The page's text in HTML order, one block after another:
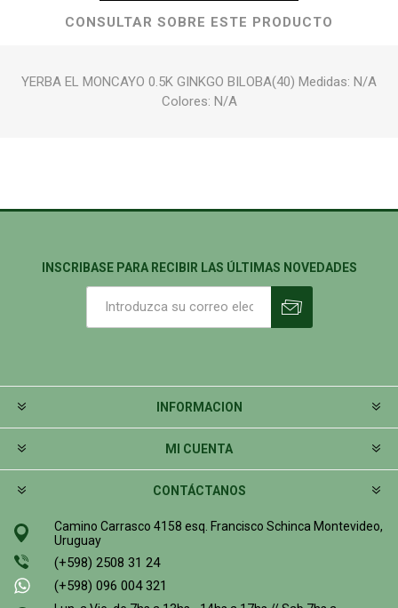
CONSULTAR SOBRE ESTE PRODUCTO
YERBA EL MONCAYO 0.5K GINKGO BILOBA(40) Medidas: N/A
Colores: N/A
INSCRIBASE PARA RECIBIR LAS ÚLTIMAS NOVEDADES
INFORMACION
MI CUENTA
CONTÁCTANOS
Camino Carrasco 4158 esq. Francisco Schinca Montevideo,
Uruguay
(+598) 2508 31 24
(+598) 096 004 321